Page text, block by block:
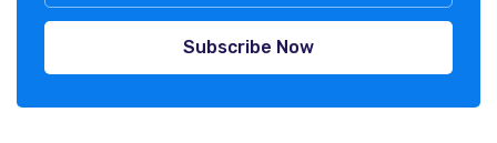
Subscribe Now